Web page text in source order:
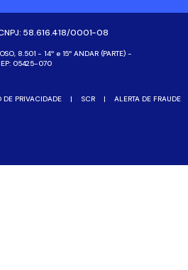
58.616.418/0001-08
8.501 - 14º e 15º ANDAR (PARTE) -
05425-070
DE PRIVACIDADE | SCR | ALERTA DE FRAUDE